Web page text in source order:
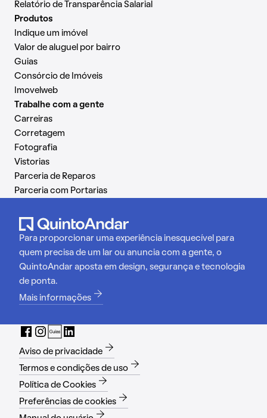
Relatório de Transparência Salarial
Produtos
Indique um imóvel
Valor de aluguel por bairro
Guias
Consórcio de Imóveis
Imovelweb
Trabalhe com a gente
Carreiras
Corretagem
Fotografia
Vistorias
Parceria de Reparos
Parceria com Portarias
Para proporcionar uma experiência inesquecível para
quem precisa de um lar ou anuncia com a gente, o
QuintoAndar aposta em design, segurança e tecnologia
de ponta.
Mais informações
Aviso de privacidade
Termos e condições de uso
Política de Cookies
Preferências de cookies